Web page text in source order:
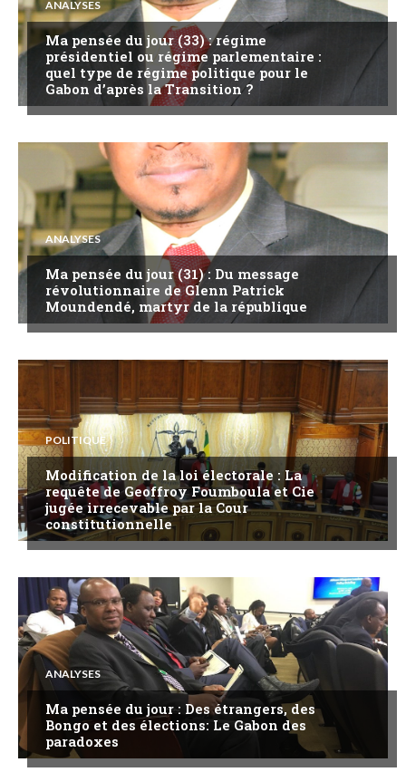
ANALYSES
Ma pensée du jour (33) : régime
présidentiel ou régime parlementaire :
quel type de régime politique pour le
Gabon d’après la Transition ?
ANALYSES
Ma pensée du jour (31) : Du message
révolutionnaire de Glenn Patrick
Moundendé, martyr de la république
POLITIQUE
Modification de la loi électorale : La
requête de Geoffroy Foumboula et Cie
jugée irrecevable par la Cour
constitutionnelle
ANALYSES
Ma pensée du jour : Des étrangers, des
Bongo et des élections: Le Gabon des
paradoxes